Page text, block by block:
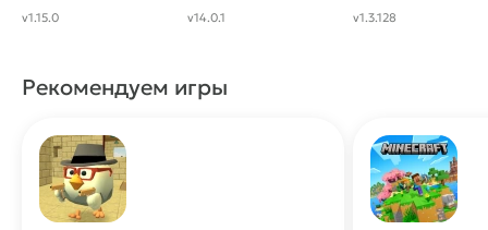
без рекламы]
v1.15.0 v14.0.1 v1.3.128
Рекомендуем игры